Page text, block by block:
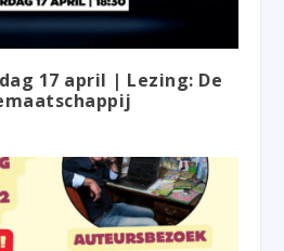
17 april | Lezing: De